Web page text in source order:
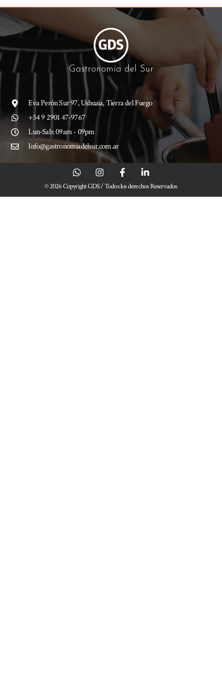
Gastronomía del Sur
Eva Perón Sur 97, Ushuaia, Tierra del Fuego
+54 9 2901 47-9767
Lun-Sab: 09am - 09pm
Info@gastronomiadelsur.com.ar
© 2026 Copyright GDS / Todos los derechos Reservados